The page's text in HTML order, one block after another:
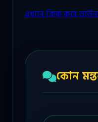
এখানে ক্লিক করে
কোন